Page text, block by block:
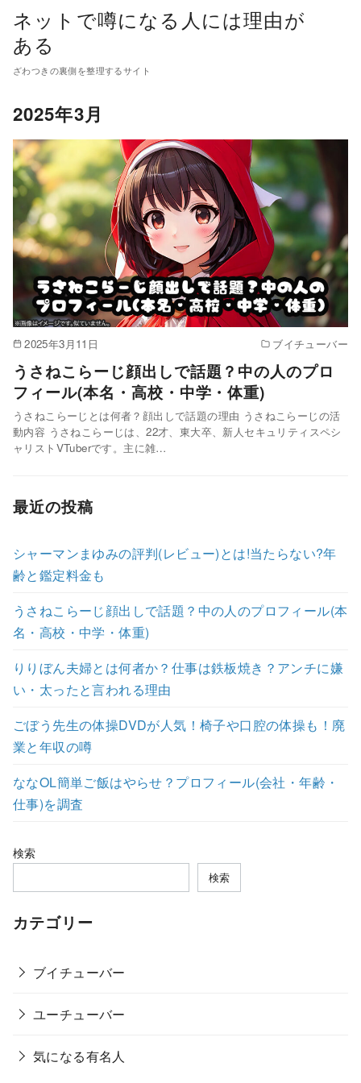
ネットで噂になる人には理由が
ある
ざわつきの裏側を整理するサイト
2025年3月
2025年3月11日 ブイチューバー
うさねこらーじ顔出しで話題？中の人のプロ
フィール(本名・高校・中学・体重)
うさねこらーじとは何者？顔出しで話題の理由 うさねこらーじの活
動内容 うさねこらーじは、22才、東大卒、新人セキュリティスペシ
ャリストVTuberです。主に雑…
最近の投稿
シャーマンまゆみの評判(レビュー)とは!当たらない?年
齢と鑑定料金も
うさねこらーじ顔出しで話題？中の人のプロフィール(本
名・高校・中学・体重)
りりぼん夫婦とは何者か？仕事は鉄板焼き？アンチに嫌
い・太ったと言われる理由
ごぼう先生の体操DVDが人気！椅子や口腔の体操も！廃
業と年収の噂
ななOL簡単ご飯はやらせ？プロフィール(会社・年齢・
仕事)を調査
検索
検索
カテゴリー
ブイチューバー
ユーチューバー
気になる有名人